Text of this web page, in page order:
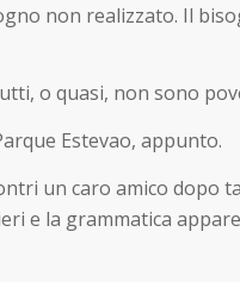
non realizzato. Il
o quasi, non sono
Estevao, appunto.
un caro amico dopo
e la grammatica